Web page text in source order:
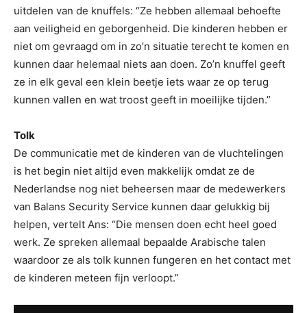
uitdelen van de knuffels: “Ze hebben allemaal behoefte
aan veiligheid en geborgenheid. Die kinderen hebben er
niet om gevraagd om in zo’n situatie terecht te komen en
kunnen daar helemaal niets aan doen. Zo’n knuffel geeft
ze in elk geval een klein beetje iets waar ze op terug
kunnen vallen en wat troost geeft in moeilijke tijden.”
Tolk
De communicatie met de kinderen van de vluchtelingen
is het begin niet altijd even makkelijk omdat ze de
Nederlandse nog niet beheersen maar de medewerkers
van Balans Security Service kunnen daar gelukkig bij
helpen, vertelt Ans: “Die mensen doen echt heel goed
werk. Ze spreken allemaal bepaalde Arabische talen
waardoor ze als tolk kunnen fungeren en het contact met
de kinderen meteen fijn verloopt.”